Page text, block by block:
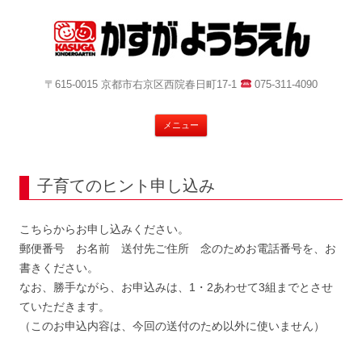
〒615-0015 京都市右京区西院春日町17-1 075-311-4090
メニュー
ス
キ
子育てのヒント申し込み
こちらからお申し込みください。
郵便番号 お名前 送付先ご住所 念のためお電話番号を、お
書きください。
なお、勝手ながら、お申込みは、1・2あわせて3組までとさせ
ていただきます。
（このお申込内容は、今回の送付のため以外に使いません）